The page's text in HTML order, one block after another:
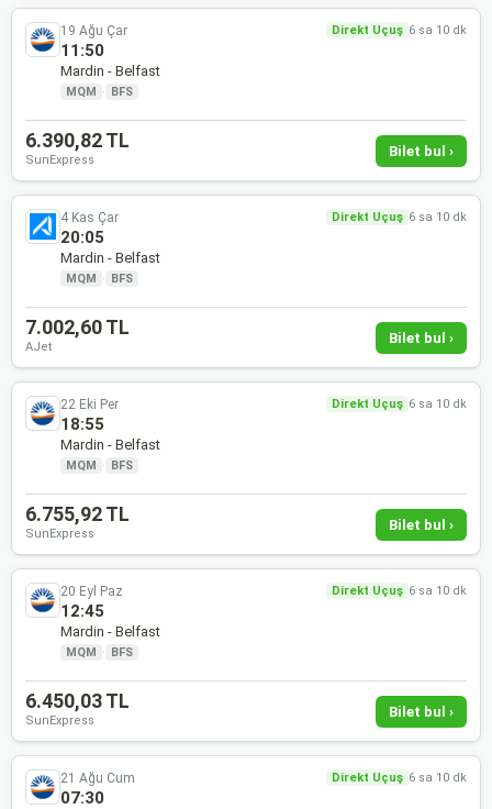
19 Ağu Çar Direkt Uçuş 6 sa 10 dk
11:50
Mardin - Belfast
MQM · BFS
6.390,82 TL
SunExpress
Bilet bul ›
4 Kas Çar Direkt Uçuş 6 sa 10 dk
20:05
Mardin - Belfast
MQM · BFS
7.002,60 TL
AJet
Bilet bul ›
22 Eki Per Direkt Uçuş 6 sa 10 dk
18:55
Mardin - Belfast
MQM · BFS
6.755,92 TL
SunExpress
Bilet bul ›
20 Eyl Paz Direkt Uçuş 6 sa 10 dk
12:45
Mardin - Belfast
MQM · BFS
6.450,03 TL
SunExpress
Bilet bul ›
21 Ağu Cum Direkt Uçuş 6 sa 10 dk
07:30